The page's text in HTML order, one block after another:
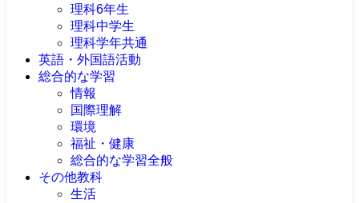
理科6年生
理科中学生
理科学年共通
英語・外国語活動
総合的な学習
情報
国際理解
環境
福祉・健康
総合的な学習全般
その他教科
生活